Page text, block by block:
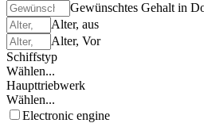
Gewünschtes Gehalt in
Alter, aus
Alter, Vor
Schiffstyp
Wählen...
Haupttriebwerk
Wählen...
Electronic engine